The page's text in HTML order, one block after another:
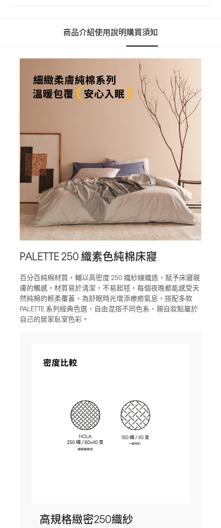
商品介紹使用說明購買須知
PALETTE 250 織素色純棉床寢
百分百純棉材質，輔以高密度 250 織紗線織造，賦予床寢親
膚的觸感，材質易於清潔，不易起毬，每個夜晚都能感受天
然純棉的輕柔覆蓋，為舒眠時光增添療癒氣息，搭配多款
PALETTE 系列經典色選，自由混搭不同色系，親自妝點屬於
自己的居家臥室色彩。
高規格緻密250織紗